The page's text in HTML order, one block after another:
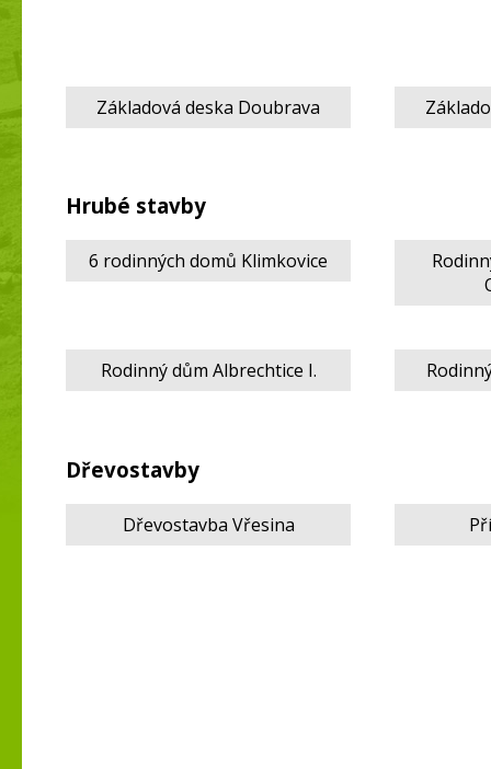
Základová deska Doubrava
Hrubé stavby
6 rodinných domů Klimkovice
Rodinný dům Albrechtice I.
Dřevostavby
Dřevostavba Vřesina